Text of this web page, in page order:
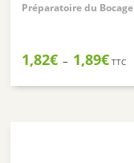
Préparatoire du Bocage
1,82€ – 1,89€Plage
prix :
TTC